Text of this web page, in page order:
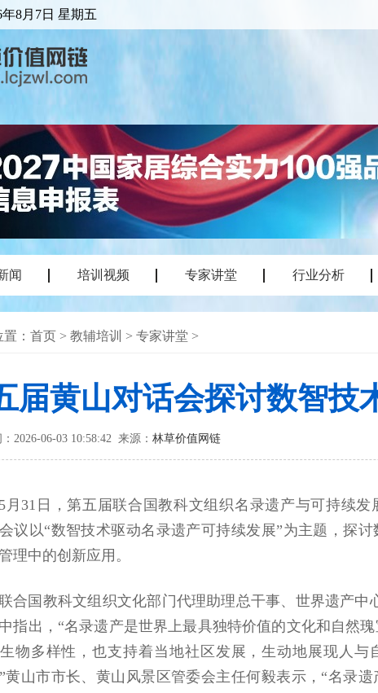
年8月7日 星期五
闻 培训视频 专家讲堂 行业分析
： 首页 > 教辅培训 > 专家讲堂 >
届黄山对话会探讨数智技
2026-06-03 10:58:42 来源： 林草价值网链
5月31日，第五届联合国教科文组织名录遗产与可持续
议以“数智技术驱动名录遗产可持续发展”为主题，探
理中的创新应用。
合国教科文组织文化部门代理助理总干事、世界遗产中
指出，“名录遗产是世界上最具独特价值的文化和自然
物多样性，也支持着当地社区发展，生动地展现人与
黄山市市长、黄山风景区管委会主任何毅表示，“名录